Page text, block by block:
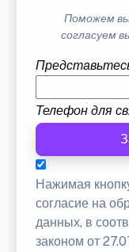
Поможем
согласуем
Телефон для
Нажимая
согласие на
данных, в
законом от